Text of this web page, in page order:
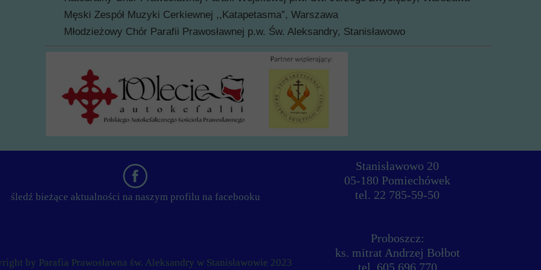
Męski Zespół Muzyki Cerkiewnej ,,Katapetasma”, Warszawa
Młodzieżowy Chór Parafii Prawosławnej p.w. Św. Aleksandry, Stanisławowo
by Parafia Prawosławna św. Aleksandry w Stanisławowie 2023
by Parafia Prawosławna św. Aleksandry w Stanisławowie 2023
Stanisławowo 20
05-180 Pomiechówek
tel. 22 785-59-50
Proboszcz:
ks. mitrat Andrzej Bołbot
tel. 605 696 770
śledź bieżące aktualności na naszym profilu na facebooku